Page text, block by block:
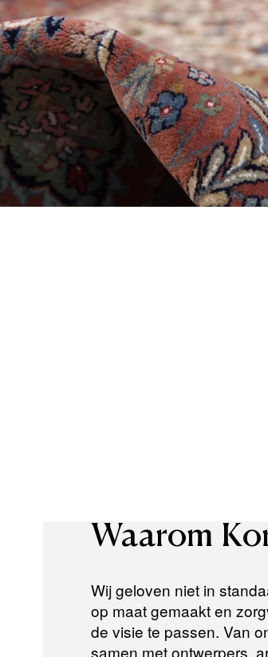
Waarom
Wij geloven niet in
op maat gemaakt en
de visie te passen. Van
samen met ontwerpers,